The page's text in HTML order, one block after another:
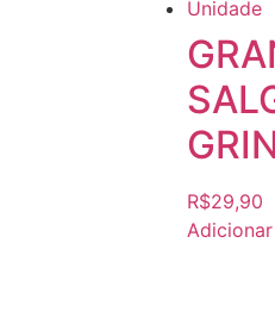
R$29,90